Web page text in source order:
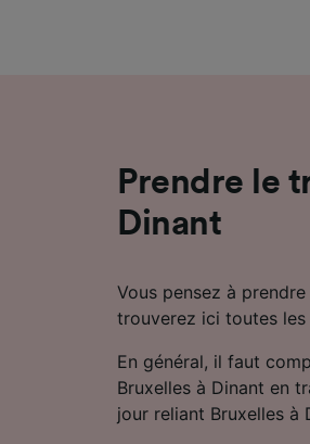
Prendre le
Dinant
Vous pensez à
trouverez ici toutes les
En général, il faut
Bruxelles à Dinant en
jour reliant Bruxelles à